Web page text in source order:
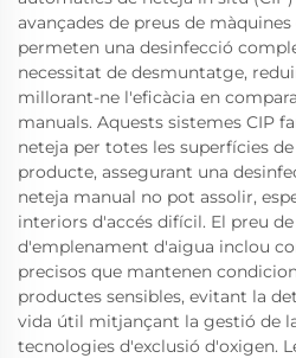
avançades de preus de
permeten una desinfecció
necessitat de desmuntatge,
millorant-ne l'eficàcia en
manuals. Aquests sistemes CIP
neteja per totes les superfícies
producte, assegurant una
neteja manual no pot assolir,
interiors d'accés difícil. El preu
d'emplenament d'aigua inclou
precisos que mantenen
productes sensibles, evitant la
vida útil mitjançant la gestió de
tecnologies d'exclusió d'oxigen.